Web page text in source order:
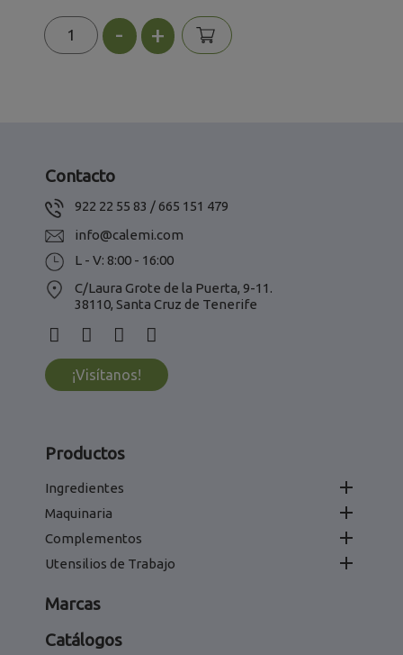
- +
Contacto
922 22 55 83 / 665 151 479
info@calemi.com
L - V: 8:00 - 16:00
C/Laura Grote de la Puerta, 9-11.
38110, Santa Cruz de Tenerife
¡Visítanos!
Productos
Ingredientes 
Maquinaria 
Complementos 
Utensilios de Trabajo 
Marcas
Catálogos